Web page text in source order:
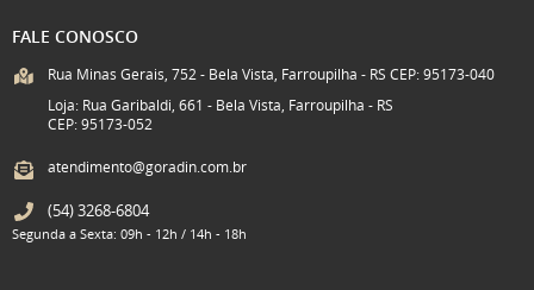
FALE CONOSCO
Rua Minas Gerais, 752 - Bela Vista, Farroupilha - RS CEP: 95173-040
Loja: Rua Garibaldi, 661 - Bela Vista, Farroupilha - RS
CEP: 95173-052
atendimento@goradin.com.br
(54)3268-6804
Segunda a Sexta: 09h - 12h / 14h - 18h